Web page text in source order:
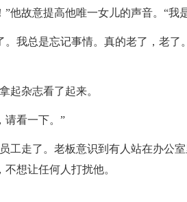
他故意提高他唯一女儿的声音。“我
我总是忘记事情。真的老了，老了
起杂志看了起来。
请看一下。”
工走了。老板意识到有人站在办公
想让任何人打扰他。